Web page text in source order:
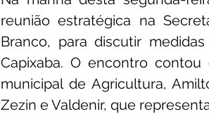
reunião estratégica na
Branco, para discutir
Capixaba. O encontro
municipal de Agricultura,
Zezin e Valdenir, que